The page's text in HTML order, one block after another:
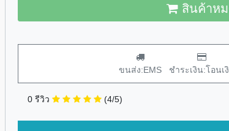
สินค้าหมด
สินค้าห
ขนส่ง:EMS ชำระเงิน:โอนเ
0 รีวิว (4/5)